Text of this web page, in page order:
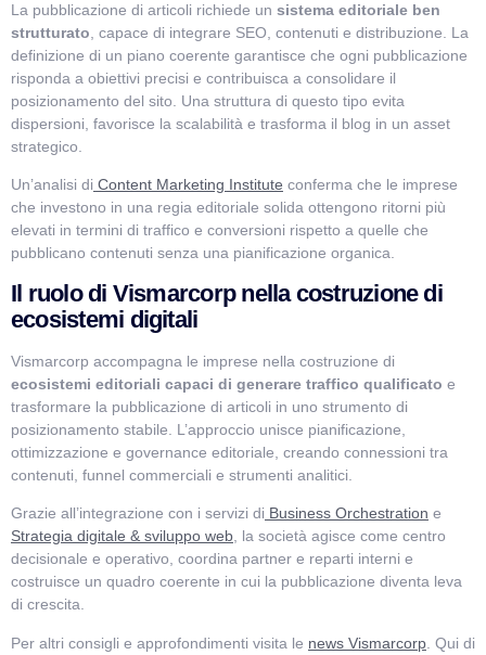
La pubblicazione di articoli richiede un sistema editoriale ben
strutturato , capace di integrare SEO, contenuti e distribuzione. La
definizione di un piano coerente garantisce che ogni pubblicazione
risponda a obiettivi precisi e contribuisca a consolidare il
posizionamento del sito. Una struttura di questo tipo evita
dispersioni, favorisce la scalabilità e trasforma il blog in un asset
strategico.
Un’analisi di Content Marketing Institute conferma che le imprese
che investono in una regia editoriale solida ottengono ritorni più
elevati in termini di traffico e conversioni rispetto a quelle che
pubblicano contenuti senza una pianificazione organica.
Il ruolo di Vismarcorp nella costruzione di
ecosistemi digitali
Vismarcorp accompagna le imprese nella costruzione di
ecosistemi editoriali capaci di generare traffico qualificato e
trasformare la pubblicazione di articoli in uno strumento di
posizionamento stabile. L’approccio unisce pianificazione,
ottimizzazione e governance editoriale, creando connessioni tra
contenuti, funnel commerciali e strumenti analitici.
Grazie all’integrazione con i servizi di Business Orchestration e
Strategia digitale & sviluppo web, la società agisce come centro
decisionale e operativo, coordina partner e reparti interni e
costruisce un quadro coerente in cui la pubblicazione diventa leva
di crescita.
Per altri consigli e approfondimenti visita le news Vismarcorp . Qui di